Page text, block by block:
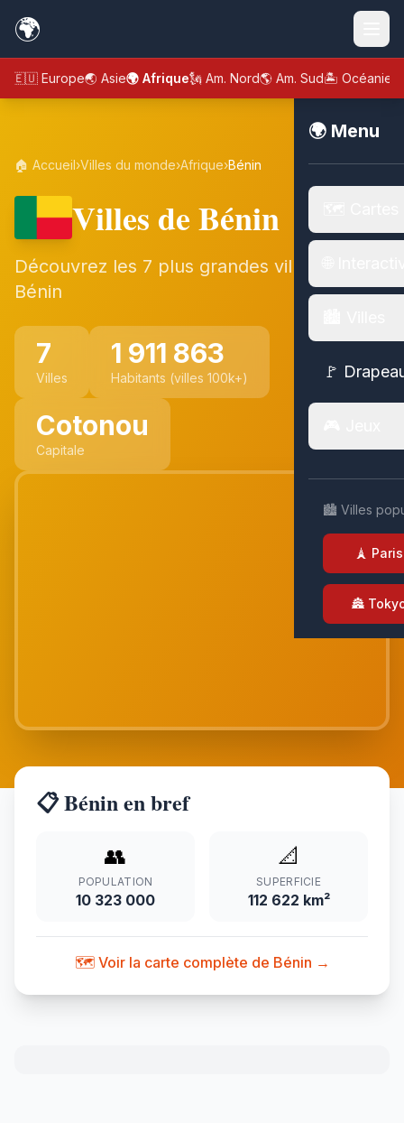
🌍
🇪🇺 Europe🌏 Asie🌍 Afrique🗽 Am. Nord🌎 Am. Sud🏝️ Océanie
🌍 Menu
🚩
🏙️ Villes
🗼 Paris
🏯
🏠 Accueil›Villes du monde›Afrique›Bénin
Villes de Bénin
Découvrez les 7 plus grandes villes de
Bénin
7
Villes
1 911 863
Habitants (villes 100k+)
Cotonou
Capitale
📋 Bénin en bref
👥
POPULATION
10 323 000
📐
SUPERFICIE
112 622 km²
🗺️ Voir la carte complète de Bénin →